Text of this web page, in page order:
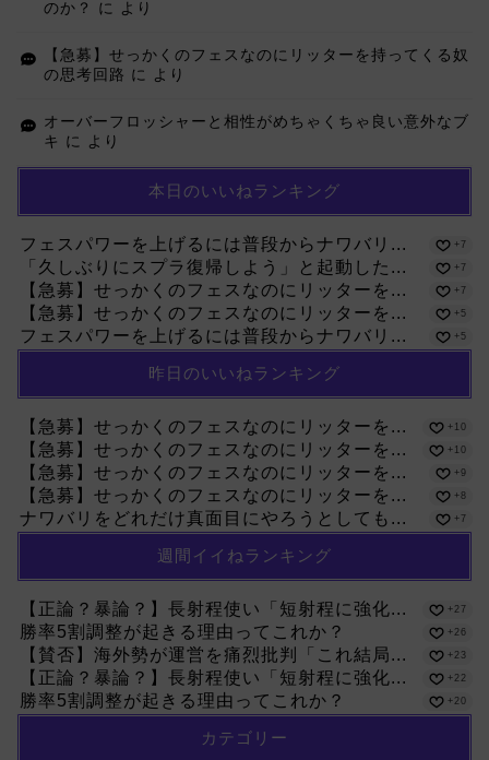
のか？ に より
【急募】せっかくのフェスなのにリッターを持ってくる奴
の思考回路 に より
オーバーフロッシャーと相性がめちゃくちゃ良い意外なブ
キ に より
本日のいいねランキング
フェスパワーを上げるには普段からナワバリ... +7
「久しぶりにスプラ復帰しよう」と起動した... +7
【急募】せっかくのフェスなのにリッターを... +7
【急募】せっかくのフェスなのにリッターを... +5
フェスパワーを上げるには普段からナワバリ... +5
昨日のいいねランキング
【急募】せっかくのフェスなのにリッターを... +10
【急募】せっかくのフェスなのにリッターを... +10
【急募】せっかくのフェスなのにリッターを... +9
【急募】せっかくのフェスなのにリッターを... +8
ナワバリをどれだけ真面目にやろうとしても... +7
週間イイねランキング
【正論？暴論？】長射程使い「短射程に強化... +27
勝率5割調整が起きる理由ってこれか？ +26
【賛否】海外勢が運営を痛烈批判「これ結局... +23
【正論？暴論？】長射程使い「短射程に強化... +22
勝率5割調整が起きる理由ってこれか？ +20
カテゴリー